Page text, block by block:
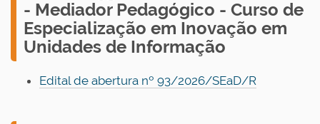
- Mediador Pedagógico - Curso de
Especialização em Inovação em
Unidades de Informação
Edital de abertura nº 93/2026/SEaD/R